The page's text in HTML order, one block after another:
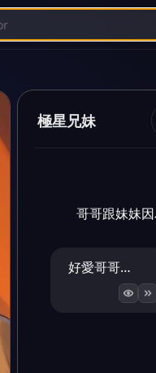
極星兄妹
哥哥跟妹妹
好愛哥哥…